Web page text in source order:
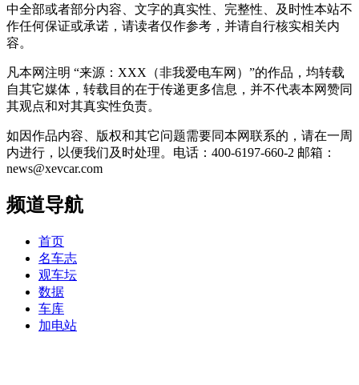
中全部或者部分内容、文字的真实性、完整性、及时性本站不
作任何保证或承诺，请读者仅作参考，并请自行核实相关内
容。
凡本网注明 “来源：XXX（非我爱电车网）”的作品，均转载
自其它媒体，转载目的在于传递更多信息，并不代表本网赞同
其观点和对其真实性负责。
如因作品内容、版权和其它问题需要同本网联系的，请在一周
内进行，以便我们及时处理。电话：400-6197-660-2 邮箱：
news@xevcar.com
频道导航
首页
名车志
观车坛
数据
车库
加电站